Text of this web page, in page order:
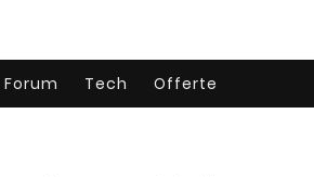
Forum Tech Offerte